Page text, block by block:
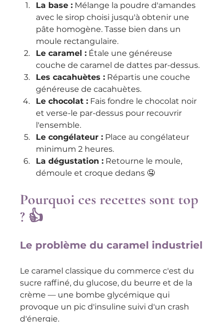
La base : Mélange la poudre d'amandes
avec le sirop choisi jusqu'à obtenir une
pâte homogène. Tasse bien dans un
moule rectangulaire.
Le caramel : Étale une généreuse
couche de caramel de dattes par-dessus.
Les cacahuètes : Répartis une couche
généreuse de cacahuètes.
Le chocolat : Fais fondre le chocolat noir
et verse-le par-dessus pour recouvrir
l'ensemble.
Le congélateur : Place au congélateur
minimum 2 heures.
La dégustation : Retourne le moule,
démoule et croque dedans 🤤
Pourquoi ces recettes sont top
? 👍
Le problème du caramel industriel
Le caramel classique du commerce c'est du
sucre raffiné, du glucose, du beurre et de la
crème — une bombe glycémique qui
provoque un pic d'insuline suivi d'un crash
d'énergie.